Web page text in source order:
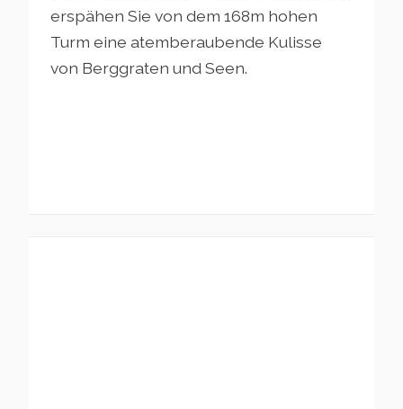
erspähen Sie von dem 168m hohen
Turm eine atemberaubende Kulisse
von Berggraten und Seen.